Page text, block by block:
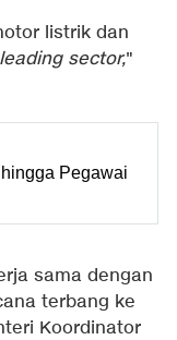
listrik dan
leading sector,"
Pegawai
sama dengan
terbang ke
Koordinator